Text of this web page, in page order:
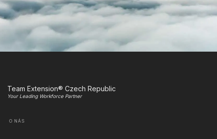
Team Extension® Czech Republic
Your Leading Workforce Partner
O NÁS